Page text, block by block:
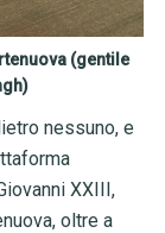
(gentile
nessuno, e
XXIII,
oltre a